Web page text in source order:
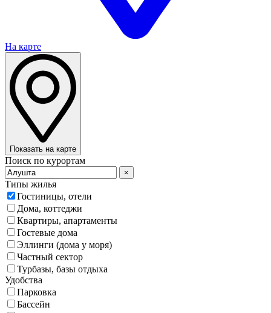
На карте
Показать на карте
Поиск по курортам
×
Типы жилья
Гостиницы, отели
Дома, коттеджи
Квартиры, апартаменты
Гостевые дома
Эллинги (дома у моря)
Частный сектор
Турбазы, базы отдыха
Удобства
Парковка
Бассейн